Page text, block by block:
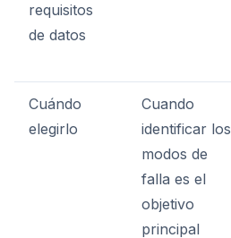
requisitos
de datos
Cuándo
elegirlo
Cuando
identificar los
modos de
falla es el
objetivo
principal